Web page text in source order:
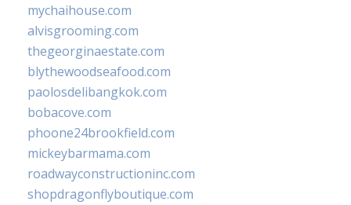
mychaihouse.com
alvisgrooming.com
thegeorginaestate.com
blythewoodseafood.com
paolosdelibangkok.com
bobacove.com
phoone24brookfield.com
mickeybarmama.com
roadwayconstructioninc.com
shopdragonflyboutique.com